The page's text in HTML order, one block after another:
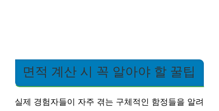
면적 계산 시 꼭 알아야 할 꿀팁
실제 경험자들이 자주 겪는 구체적인 함정들을 알려